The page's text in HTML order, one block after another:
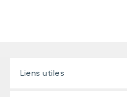
Liens utiles